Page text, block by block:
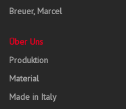
Breuer, Marcel
Über Uns
Produktion
Material
Made in Italy